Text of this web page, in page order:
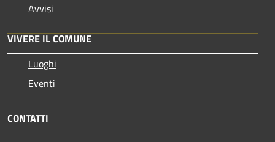
Avvisi
VIVERE IL COMUNE
Luoghi
Eventi
CONTATTI